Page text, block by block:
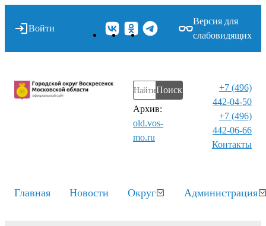
Войти
Версия для
слабовидящих
Поиск
Архив:
old.vos-
mo.ru
+7 (496)
442-04-50
+7 (496)
442-06-66
Контакты⁠
Главная Новости Округ Администрация